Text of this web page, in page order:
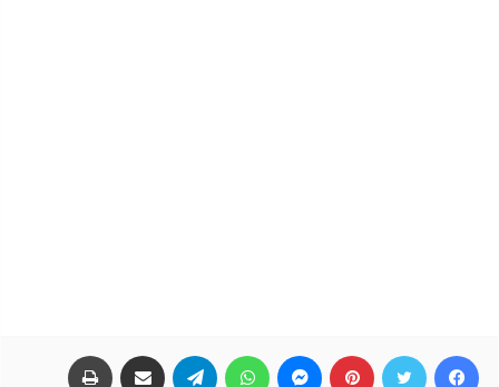
فيسبوك تويتر بينتيريست ماسنجر واتساب تيلقرام مشاركة عبر البريد